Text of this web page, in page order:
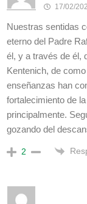
17/02/
Nuestras sentidas
eterno del Padre
él, y a través de él,
Kentenich, de
enseñanzas han
fortalecimiento de
principalmente.
gozando del
2